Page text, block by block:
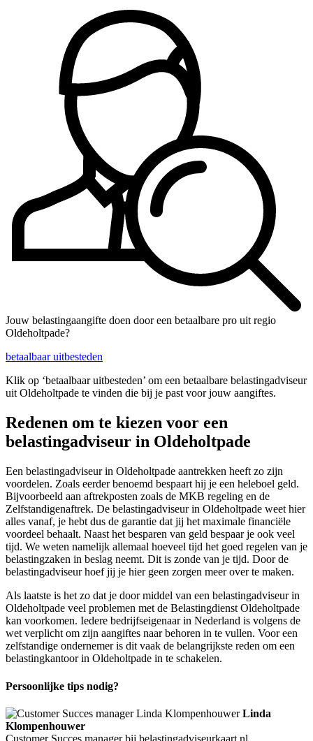
Jouw belastingaangifte doen door een betaalbare pro uit regio
Oldeholtpade?
betaalbaar uitbesteden
Klik op ‘betaalbaar uitbesteden’ om een betaalbare belastingadviseur
uit Oldeholtpade te vinden die bij je past voor jouw aangiftes.
Redenen om te kiezen voor een
belastingadviseur in Oldeholtpade
Een belastingadviseur in Oldeholtpade aantrekken heeft zo zijn
voordelen. Zoals eerder benoemd bespaart hij je een heleboel geld.
Bijvoorbeeld aan aftrekposten zoals de MKB regeling en de
Zelfstandigenaftrek. De belastingadviseur in Oldeholtpade weet hier
alles vanaf, je hebt dus de garantie dat jij het maximale financiële
voordeel behaalt. Naast het besparen van geld bespaar je ook veel
tijd. We weten namelijk allemaal hoeveel tijd het goed regelen van je
belastingzaken in beslag neemt. Dit is zonde van je tijd. Door de
belastingadviseur hoef jij je hier geen zorgen meer over te maken.
Als laatste is het zo dat je door middel van een belastingadviseur in
Oldeholtpade veel problemen met de Belastingdienst Oldeholtpade
kan voorkomen. Iedere bedrijfseigenaar in Nederland is volgens de
wet verplicht om zijn aangiftes naar behoren in te vullen. Voor een
zelfstandige ondernemer is dit vaak de belangrijkste reden om een
belastingkantoor in Oldeholtpade in te schakelen.
Persoonlijke tips nodig?
Linda
Klompenhouwer
Customer Succes manager bij belastingadviseurkaart.nl